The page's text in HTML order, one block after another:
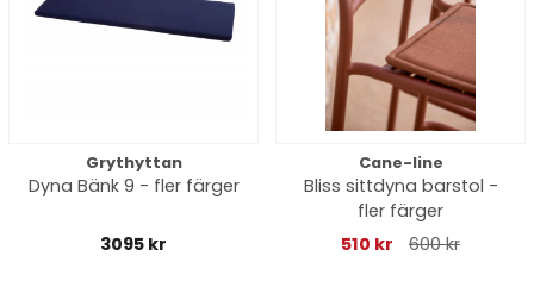
Grythyttan
Dyna Bänk 9 - fler färger
3095 kr
Cane-line
Bliss sittdyna barstol -
fler färger
510 kr
600 kr